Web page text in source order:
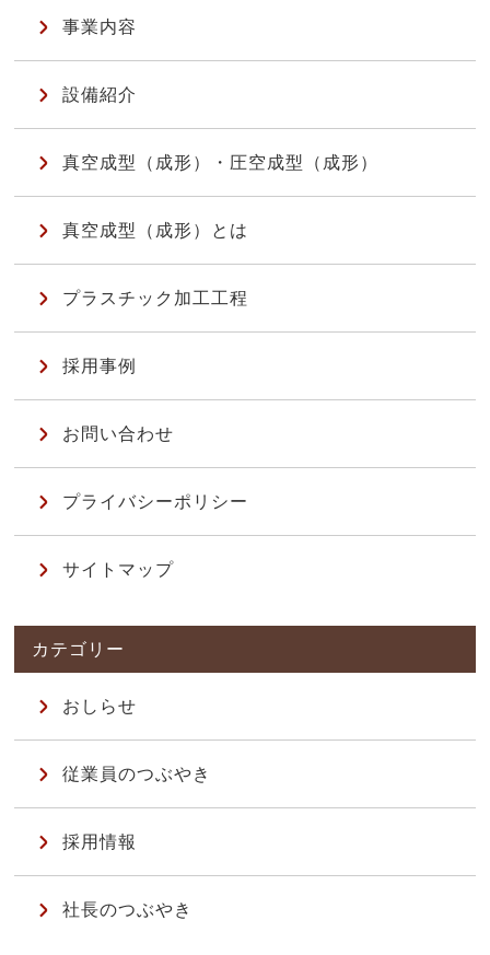
事業内容
設備紹介
真空成型（成形）・圧空成型（成形）
真空成型（成形）とは
プラスチック加工工程
採用事例
お問い合わせ
プライバシーポリシー
サイトマップ
おしらせ
従業員のつぶやき
採用情報
社長のつぶやき